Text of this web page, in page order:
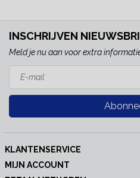
INSCHRIJVEN
Meld je nu aan voor extra
KLANTENSERVICE
MIJN ACCOUNT